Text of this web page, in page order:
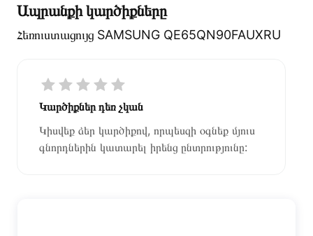
Ապրանքի կարծիքները
Հեռուստացույց SAMSUNG QE65QN90FAUXRU
Կարծիքներ դեռ չկան
Կիսվեք ձեր կարծիքով, որպեսզի օգնեք մյուս
գնորդներին կատարել իրենց ընտրությունը: